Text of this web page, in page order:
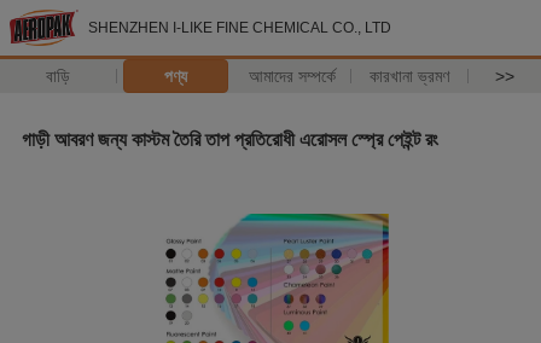
SHENZHEN I-LIKE FINE CHEMICAL CO., LTD
বাড়ি পণ্য আমাদের সম্পর্কে কারখানা ভ্রমণ >>
গাড়ী আবরণ জন্য কাস্টম তৈরি তাপ প্রতিরোধী এরোসল স্প্রে পেইন্ট রং